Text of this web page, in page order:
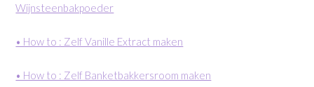
Wijnsteenbakpoeder
• How to : Zelf Vanille Extract maken
• How to : Zelf Banketbakkersroom maken